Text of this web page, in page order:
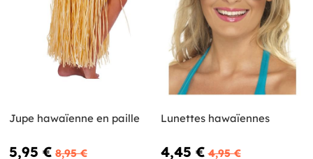
Jupe hawaïenne en paille
5,95 € 8,95 €
Lunettes hawaïennes
4,45 € 4,95 €